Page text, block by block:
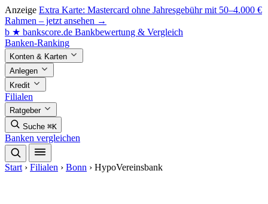
Anzeige Extra Karte: Mastercard ohne Jahresgebühr mit 50–4.000 €
Rahmen – jetzt ansehen →
b ★ bankscore.de Bankbewertung & Vergleich
Banken-Ranking
Konten & Karten
Anlegen
Kredit
Filialen
Ratgeber
Suche ⌘K
Banken vergleichen
Start › Filialen › Bonn › HypoVereinsbank